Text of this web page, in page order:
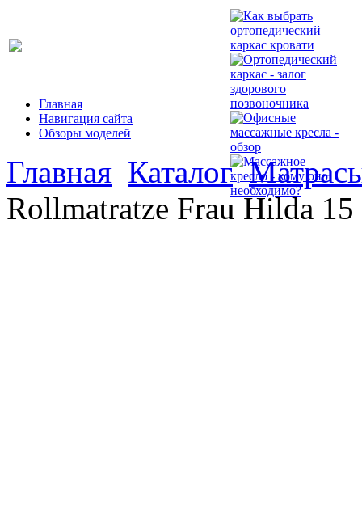
Главная
Навигация сайта
Обзоры моделей
Главная Каталог
Rollmatratze Frau Hilda